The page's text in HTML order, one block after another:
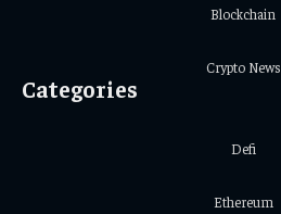
Blockchain
Crypto News
Categories
Defi
Ethereum